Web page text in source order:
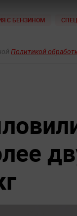
С БЕНЗИНОМ
Политикой